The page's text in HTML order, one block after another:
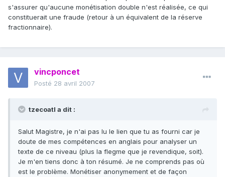
s'assurer qu'aucune monétisation double n'est réalisée, ce qui
constituerait une fraude (retour à un équivalent de la réserve
fractionnaire).
vincponcet
Posté 28 avril 2007
tzecoatl a dit :
Salut Magistre, je n'ai pas lu le lien que tu as fourni car je
doute de mes compétences en anglais pour analyser un
texte de ce niveau (plus la flegme que je revendique, soit).
Je m'en tiens donc à ton résumé. Je ne comprends pas où
est le problème. Monétiser anonymement et de façon